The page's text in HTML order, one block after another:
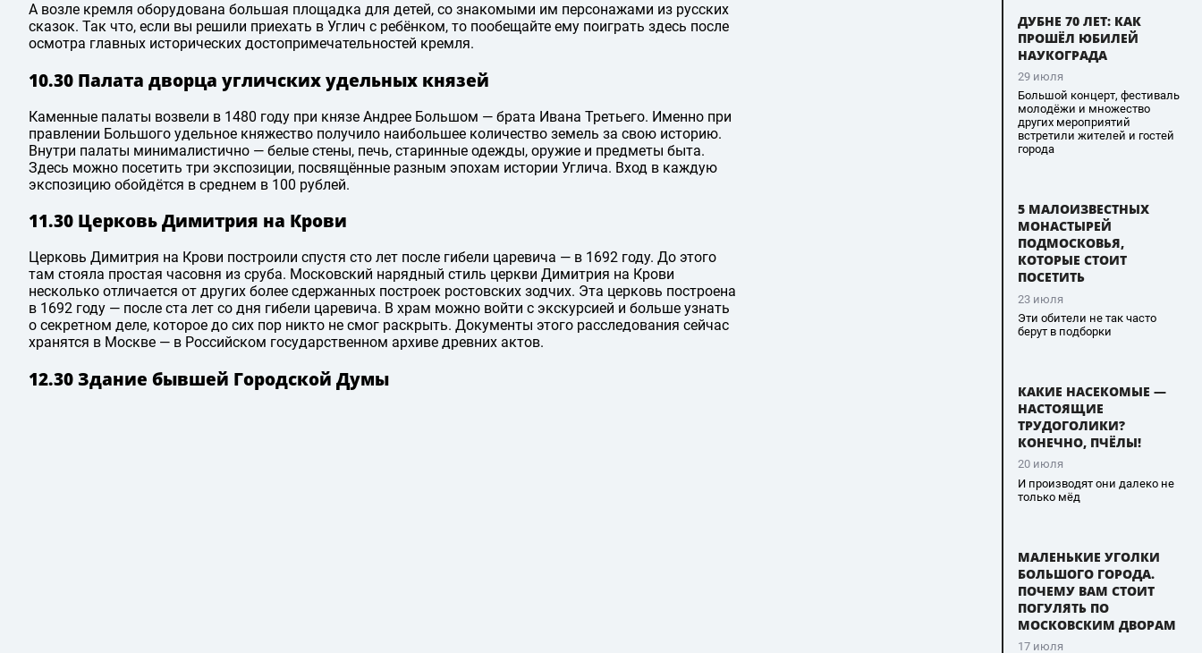
А возле кремля оборудована большая площадка для детей, со знакомыми им персонажами из русских
сказок. Так что, если вы решили приехать в Углич с ребёнком, то пообещайте ему поиграть здесь после
осмотра главных исторических достопримечательностей кремля.
10.30 Палата дворца угличских удельных князей
Каменные палаты возвели в 1480 году при князе Андрее Большом — брата Ивана Третьего. Именно при
правлении Большого удельное княжество получило наибольшее количество земель за свою историю.
Внутри палаты минималистично — белые стены, печь, старинные одежды, оружие и предметы быта.
Здесь можно посетить три экспозиции, посвящённые разным эпохам истории Углича. Вход в каждую
экспозицию обойдётся в среднем в 100 рублей.
11.30 Церковь Димитрия на Крови
Церковь Димитрия на Крови построили спустя сто лет после гибели царевича — в 1692 году. До этого
там стояла простая часовня из сруба. Московский нарядный стиль церкви Димитрия на Крови
несколько отличается от других более сдержанных построек ростовских зодчих. Эта церковь построена
в 1692 году — после ста лет со дня гибели царевича. В храм можно войти с экскурсией и больше узнать
о секретном деле, которое до сих пор никто не смог раскрыть. Документы этого расследования сейчас
хранятся в Москве — в Российском государственном архиве древних актов.
12.30 Здание бывшей Городской Думы
ДУБНЕ 70 ЛЕТ: КАК
ПРОШЁЛ ЮБИЛЕЙ
НАУКОГРАДА
29 июля
Большой концерт, фестиваль
молодёжи и множество
других мероприятий
встретили жителей и гостей
города
5 МАЛОИЗВЕСТНЫХ
МОНАСТЫРЕЙ
ПОДМОСКОВЬЯ,
КОТОРЫЕ СТОИТ
ПОСЕТИТЬ
23 июля
Эти обители не так часто
берут в подборки
КАКИЕ НАСЕКОМЫЕ —
НАСТОЯЩИЕ
ТРУДОГОЛИКИ?
КОНЕЧНО, ПЧЁЛЫ!
20 июля
И производят они далеко не
только мёд
МАЛЕНЬКИЕ УГОЛКИ
БОЛЬШОГО ГОРОДА.
ПОЧЕМУ ВАМ СТОИТ
ПОГУЛЯТЬ ПО
МОСКОВСКИМ ДВОРАМ
17 июля